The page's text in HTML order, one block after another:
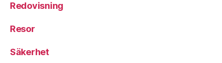
Redovisning
Resor
Säkerhet